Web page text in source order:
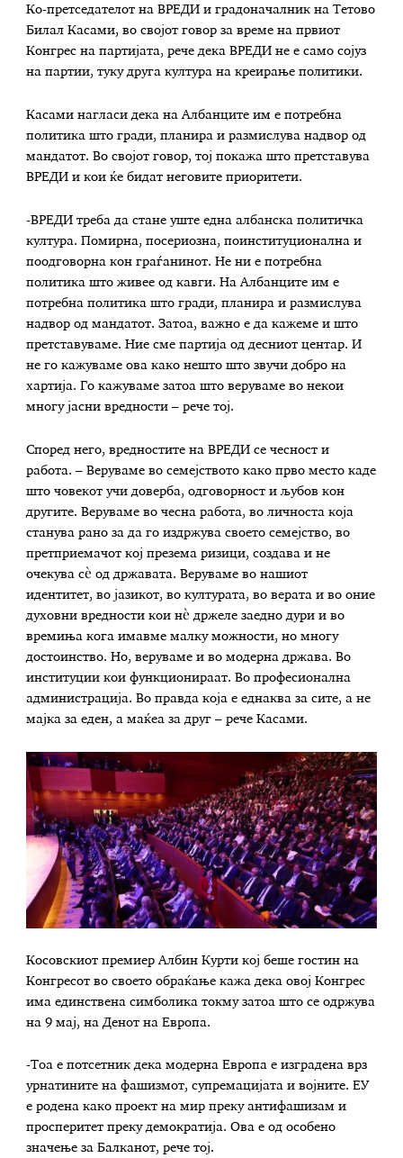
Ко-претседателот на ВРЕДИ и градоначалник на Тетово
Билал Касами, во својот говор за време на првиот
Конгрес на партијата, рече дека ВРЕДИ не е само сојуз
на партии, туку друга култура на креирање политики.
Касами нагласи дека на Албанците им е потребна
политика што гради, планира и размислува надвор од
мандатот. Во својот говор, тој покажа што претставува
ВРЕДИ и кои ќе бидат неговите приоритети.
-ВРЕДИ треба да стане уште една албанска политичка
култура. Помирна, посериозна, поинституционална и
поодговорна кон граѓанинот. Не ни е потребна
политика што живее од кавги. На Албанците им е
потребна политика што гради, планира и размислува
надвор од мандатот. Затоа, важно е да кажеме и што
претставуваме. Ние сме партија од десниот центар. И
не го кажуваме ова како нешто што звучи добро на
хартија. Го кажуваме затоа што веруваме во некои
многу јасни вредности – рече тој.
Според него, вредностите на ВРЕДИ се чесност и
работа. – Веруваме во семејството како прво место каде
што човекот учи доверба, одговорност и љубов кон
другите. Веруваме во чесна работа, во личноста која
станува рано за да го издржува своето семејство, во
претприемачот кој презема ризици, создава и не
очекува сè од државата. Веруваме во нашиот
идентитет, во јазикот, во културата, во верата и во оние
духовни вредности кои нè држеле заедно дури и во
времиња кога имавме малку можности, но многу
достоинство. Но, веруваме и во модерна држава. Во
институции кои функционираат. Во професионална
администрација. Во правда која е еднаква за сите, а не
мајка за еден, а маќеа за друг – рече Касами.
Косовскиот премиер Албин Курти кој беше гостин на
Конгресот во своето обраќање кажа дека овој Конгрес
има единствена симболика токму затоа што се одржува
на 9 мај, на Денот на Европа.
-Тоа е потсетник дека модерна Европа е изградена врз
урнатините на фашизмот, супремацијата и војните. ЕУ
е родена како проект на мир преку антифашизам и
просперитет преку демократија. Ова е од особено
значење за Балканот, рече тој.